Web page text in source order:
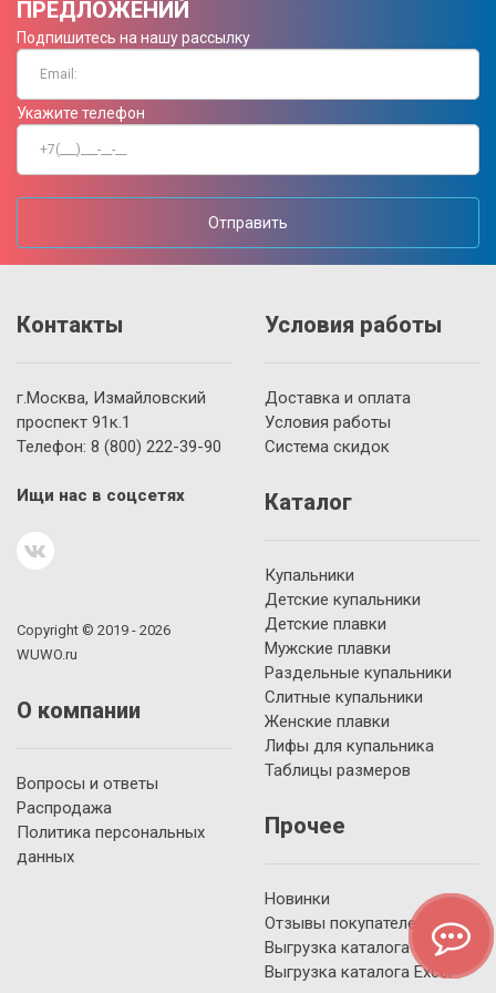
ПРЕДЛОЖЕНИЙ
Подпишитесь на нашу рассылку
Укажите телефон
Отправить
Контакты
г.Москва, Измайловский
проспект 91к.1
Телефон: 8 (800) 222-39-90
Ищи нас в соцсетях
Copyright © 2019 - 2026
WUWO.ru
О компании
Вопросы и ответы
Распродажа
Политика персональных
данных
Условия работы
Доставка и оплата
Условия работы
Система скидок
Каталог
Купальники
Детские купальники
Детские плавки
Мужские плавки
Раздельные купальники
Слитные купальники
Женские плавки
Лифы для купальника
Таблицы размеров
Прочее
Новинки
Отзывы покупателей
Выгрузка каталога YML
Выгрузка каталога Excel